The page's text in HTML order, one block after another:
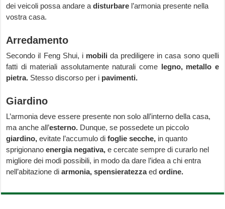
dei veicoli possa andare adisturbare l’armonia presente nella
vostra casa.
Arredamento
Secondo il Feng Shui, i mobili da prediligere in casa sono quelli
fatti di materiali assolutamente naturali come legno, metallo e
pietra. Stesso discorso per i pavimenti.
Giardino
L’armonia deve essere presente non solo all’interno della casa,
ma anche all’esterno. Dunque, se possedete un piccolo
giardino, evitate l’accumulo difoglie secche, in quanto
sprigionanoenergia negativa,e cercate sempre di curarlo nel
migliore dei modi possibili, in modo da dare l’idea a chi entra
nell’abitazione diarmonia, spensieratezzaedordine.